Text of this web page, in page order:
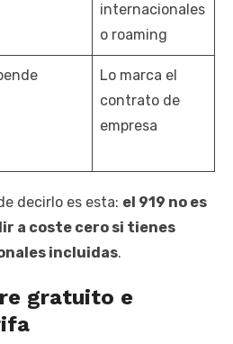
internacionales
o roaming
Lo marca el
contrato de
empresa
decirlo es esta: el 919 no es
a coste cero si tienes
incluidas.
gratuito e